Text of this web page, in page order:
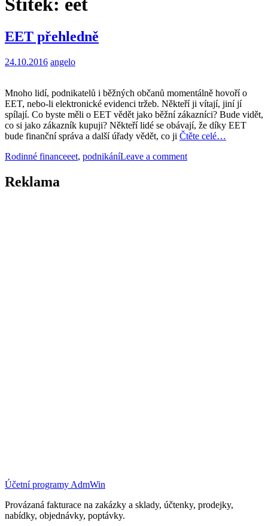
Štítek: eet
EET přehledně
24.10.2016 angelo
Mnoho lidí, podnikatelů i běžných občanů momentálně hovoří o
EET, nebo-li elektronické evidenci tržeb. Někteří ji vítají, jiní jí
spílají. Co byste měli o EET vědět jako běžní zákazníci? Bude vidět,
co si jako zákazník kupuji? Někteří lidé se obávají, že díky EET
bude finanční správa a další úřady vědět, co ji Čtěte celé…
Rodinné financeeet, podnikáníLeave a comment
Reklama
Účetní programy AdmWin
Provázaná fakturace na zakázky a sklady, účtenky, prodejky,
nabídky, objednávky, poptávky.